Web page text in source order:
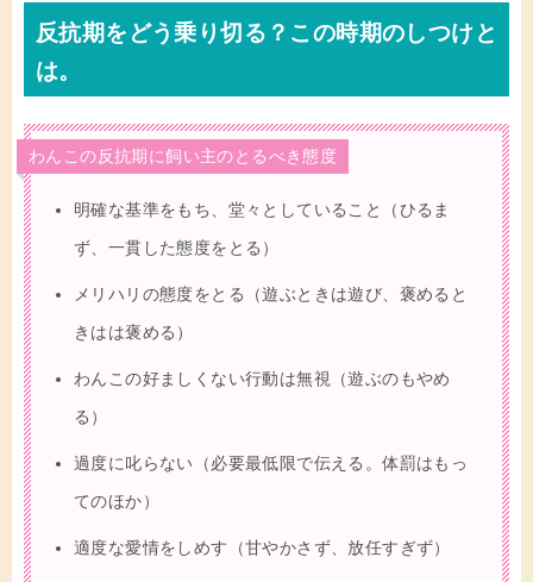
反抗期をどう乗り切る？この時期のしつけと
は。
わんこの反抗期に飼い主のとるべき態度
明確な基準をもち、堂々としていること（ひるま
ず、一貫した態度をとる）
メリハリの態度をとる（遊ぶときは遊び、褒めると
きはは褒める）
わんこの好ましくない行動は無視（遊ぶのもやめ
る）
過度に叱らない（必要最低限で伝える。体罰はもっ
てのほか）
適度な愛情をしめす（甘やかさず、放任すぎず）